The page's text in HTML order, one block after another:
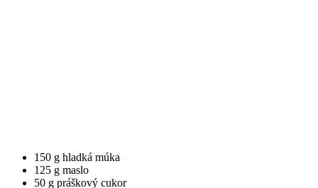
150 g hladká múka
125 g maslo
50 g práškový cukor